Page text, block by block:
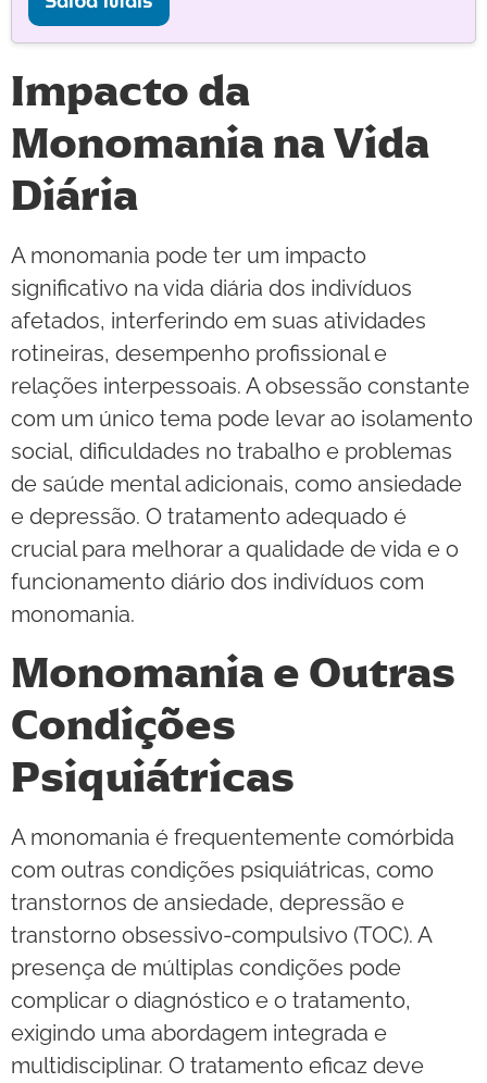
Impacto da
Monomania na Vida
Diária
A monomania pode ter um impacto
significativo na vida diária dos indivíduos
afetados, interferindo em suas atividades
rotineiras, desempenho profissional e
relações interpessoais. A obsessão constante
com um único tema pode levar ao isolamento
social, dificuldades no trabalho e problemas
de saúde mental adicionais, como ansiedade
e depressão. O tratamento adequado é
crucial para melhorar a qualidade de vida e o
funcionamento diário dos indivíduos com
monomania.
Monomania e Outras
Condições
Psiquiátricas
A monomania é frequentemente comórbida
com outras condições psiquiátricas, como
transtornos de ansiedade, depressão e
transtorno obsessivo-compulsivo (TOC). A
presença de múltiplas condições pode
complicar o diagnóstico e o tratamento,
exigindo uma abordagem integrada e
multidisciplinar. O tratamento eficaz deve